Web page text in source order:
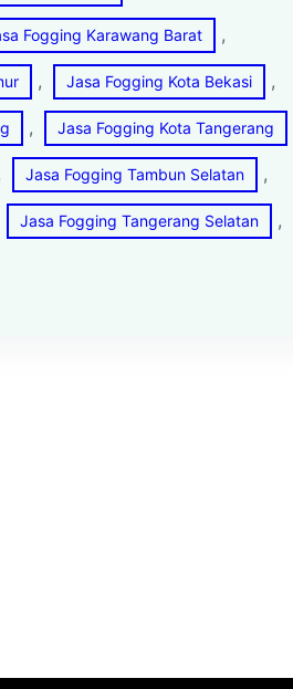
Fogging Karawang Barat ,
, Jasa Fogging Kota Bekasi ,
, Jasa Fogging Kota Tangerang
Jasa Fogging Tambun Selatan ,
Jasa Fogging Tangerang Selatan ,